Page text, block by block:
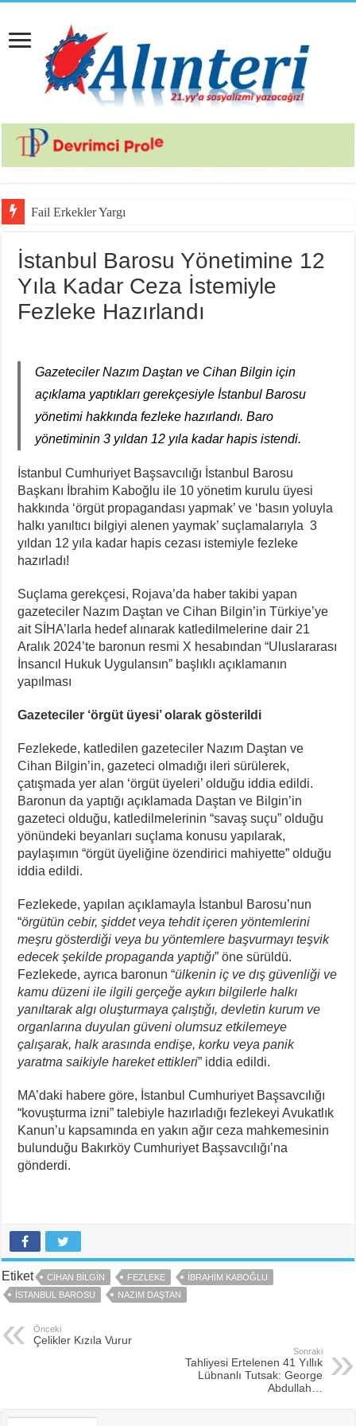
Fail Erkekler Yargıda Hem Suçlu H
İstanbul Barosu Yönetimine 12
Yıla Kadar Ceza İstemiyle
Fezleke Hazırlandı
Gazeteciler Nazım Daştan ve Cihan Bilgin için
açıklama yaptıkları gerekçesiyle İstanbul Barosu
yönetimi hakkında fezleke hazırlandı. Baro
yönetiminin 3 yıldan 12 yıla kadar hapis istendi.
İstanbul Cumhuriyet Başsavcılığı İstanbul Barosu
Başkanı İbrahim Kaboğlu ile 10 yönetim kurulu üyesi
hakkında ‘örgüt propagandası yapmak’ ve ‘basın yoluyla
halkı yanıltıcı bilgiyi alenen yaymak’ suçlamalarıyla 3
yıldan 12 yıla kadar hapis cezası istemiyle fezleke
hazırladı!
Suçlama gerekçesi, Rojava’da haber takibi yapan
gazeteciler Nazım Daştan ve Cihan Bilgin’in Türkiye’ye
ait SİHA’larla hedef alınarak katledilmelerine dair 21
Aralık 2024’te baronun resmi X hesabından “Uluslararası
İnsancıl Hukuk Uygulansın” başlıklı açıklamanın
yapılması
Gazeteciler ‘örgüt üyesi’ olarak gösterildi
Fezlekede, katledilen gazeteciler Nazım Daştan ve
Cihan Bilgin’in, gazeteci olmadığı ileri sürülerek,
çatışmada yer alan ‘örgüt üyeleri’ olduğu iddia edildi.
Baronun da yaptığı açıklamada Daştan ve Bilgin’in
gazeteci olduğu, katledilmelerinin “savaş suçu” olduğu
yönündeki beyanları suçlama konusu yapılarak,
paylaşımın “örgüt üyeliğine özendirici mahiyette” olduğu
iddia edildi.
Fezlekede, yapılan açıklamayla İstanbul Barosu’nun
“örgütün cebir, şiddet veya tehdit içeren yöntemlerini
meşru gösterdiği veya bu yöntemlere başvurmayı teşvik
edecek şekilde propaganda yaptığı” öne sürüldü.
Fezlekede, ayrıca baronun “ülkenin iç ve dış güvenliği ve
kamu düzeni ile ilgili gerçeğe aykırı bilgilerle halkı
yanıltarak algı oluşturmaya çalıştığı, devletin kurum ve
organlarına duyulan güveni olumsuz etkilemeye
çalışarak, halk arasında endişe, korku veya panik
yaratma saikiyle hareket ettikleri” iddia edildi.
MA’daki habere göre, İstanbul Cumhuriyet Başsavcılığı
“kovuşturma izni” talebiyle hazırladığı fezlekeyi Avukatlık
Kanun’u kapsamında en yakın ağır ceza mahkemesinin
bulunduğu Bakırköy Cumhuriyet Başsavcılığı’na
gönderdi.
Etiket CIHAN BILGIN FEZLEKE
İBRAHIM KABOĞLU
İSTANBUL BAROSU
NAZIM DAŞTAN
Önceki
Çelikler Kızıla Vurur
Sonraki
Tahliyesi Ertelenen 41 Yıllık
Lübnanlı Tutsak: George
Abdullah…